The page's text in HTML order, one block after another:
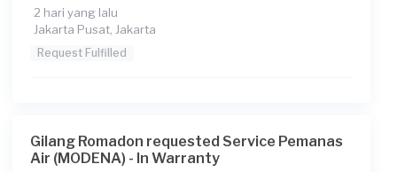
2 hari yang lalu
Jakarta Pusat, Jakarta
Request Fulfilled
Gilang Romadon requested Service Pemanas
Air (MODENA) - In Warranty